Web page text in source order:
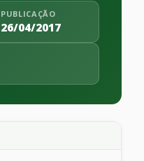
PUBLICAÇÃO
26/04/2017